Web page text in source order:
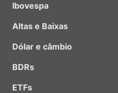
Ibovespa
Altas e Baixas
Dólar e câmbio
BDRs
ETFs